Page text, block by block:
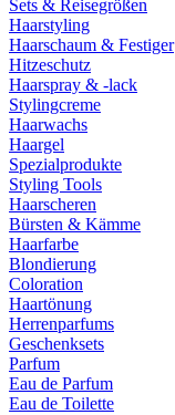
Sets & Reisegrößen
Haarstyling
Haarschaum & Festiger
Hitzeschutz
Haarspray & -lack
Stylingcreme
Haarwachs
Haargel
Spezialprodukte
Styling Tools
Haarscheren
Bürsten & Kämme
Haarfarbe
Blondierung
Coloration
Haartönung
Herrenparfums
Geschenksets
Parfum
Eau de Parfum
Eau de Toilette